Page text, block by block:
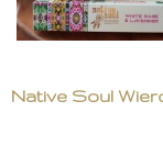
Native Soul